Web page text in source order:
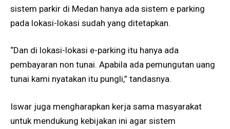
sistem parkir di Medan hanya ada sistem e parking
pada lokasi-lokasi sudah yang ditetapkan.
“Dan di lokasi-lokasi e-parking itu hanya ada
pembayaran non tunai. Apabila ada pemungutan uang
tunai kami nyatakan itu pungli,” tandasnya.
Iswar juga mengharapkan kerja sama masyarakat
untuk mendukung kebijakan ini agar sistem